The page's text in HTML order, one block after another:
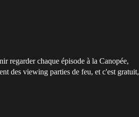
regarder chaque épisode à la Canopée,
des viewing parties de feu, et c'est gratuit,